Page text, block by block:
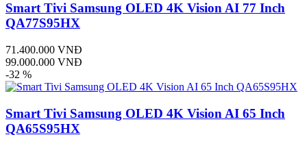
Smart Tivi Samsung OLED 4K Vision AI 77 Inch
QA77S95HX
71.400.000 VNĐ
99.000.000 VNĐ
-32 %
Smart Tivi Samsung OLED 4K Vision AI 65 Inch
QA65S95HX